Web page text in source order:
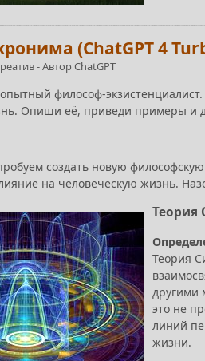
(ChatGPT 4
-Автор ChatGPT
философ-
Опиши её, приведи примеры и
создать новую
на человеческую жизнь.
Теория
Теория
другими
это не
линий
жизни.